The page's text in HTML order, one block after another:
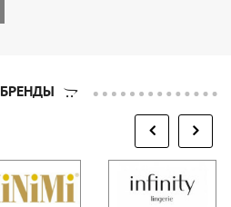
БРЕНДЫ